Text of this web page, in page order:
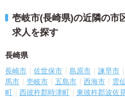
壱岐市(長崎県)の近隣の市
求人を探す
長崎県
長崎市 佐世保市 島原市 諫早市
馬市
壱岐市 五島市 西海市 雲
町
西彼杵郡時津町 東彼杵郡波佐